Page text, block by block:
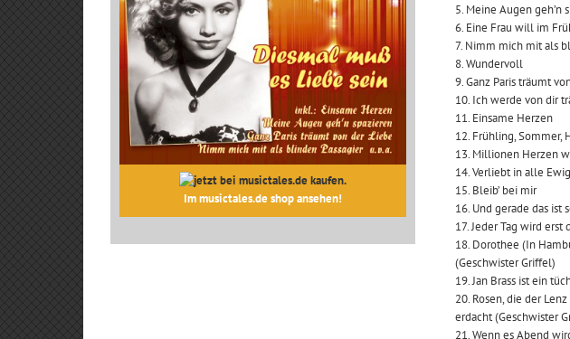
Im musictales.de shop ansehen!
5. Meine Augen geh’n
6. Eine Frau will im
7. Nimm mich mit als
8. Wundervoll
9. Ganz Paris träumt
10. Ich werde von dir
11. Einsame Herzen
12. Frühling, Sommer,
13. Millionen Herzen
14. Verliebt in alle
15. Bleib’ bei mir
16. Und gerade das ist
17. Jeder Tag wird erst
18. Dorothee (In
(Geschwister Griffel)
19. Jan Brass ist ein
20. Rosen, die der
erdacht (Geschwister
21. Wenn es Abend